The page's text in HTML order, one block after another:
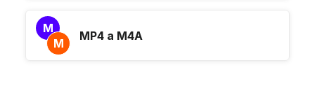
M
M
MP4 a M4A